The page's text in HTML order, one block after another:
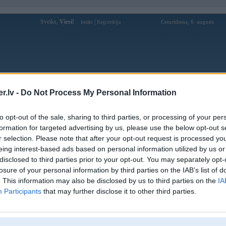
- Do Not Process My Personal Information
opt-out of the sale, sharing to third parties, or processing of your
for targeted advertising by us, please use the below opt-out
selection. Please note that after your opt-out request is processed
interest-based ads based on personal information utilized by us
to third parties prior to your opt-out. You may separately
of your personal information by third parties on the IAB’s list of
This information may also be disclosed by us to third parties on the
Participants that may further disclose it to other third parties.
Sveiks, Viesi! Ienākt Reģistrācija Ceturtdiena, 6. augusts
Forums Galerijas Reģistrācija Lietotāji
Lietotāja kajamgajejs profils
Lietotājvārds:
kajamgajejs
Ziņojumi forumā:
16
Pēdējie ziņojumi forumā